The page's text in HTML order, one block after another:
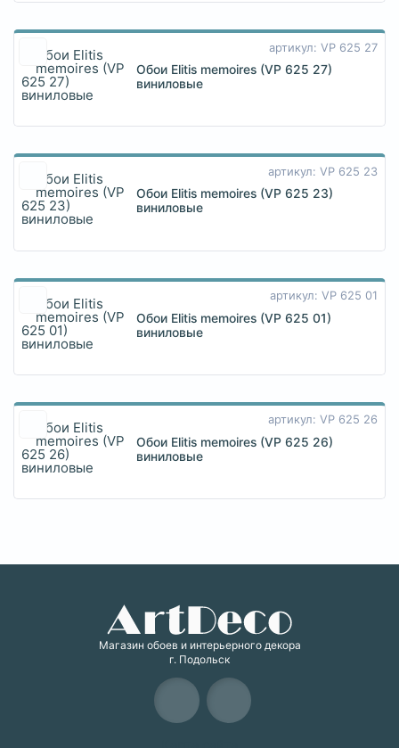
артикул: VP 625 27
Обои Elitis memoires (VP 625 27)
виниловые
артикул: VP 625 23
Обои Elitis memoires (VP 625 23)
виниловые
артикул: VP 625 01
Обои Elitis memoires (VP 625 01)
виниловые
артикул: VP 625 26
Обои Elitis memoires (VP 625 26)
виниловые
Магазин обоев и интерьерного декора
г. Подольск